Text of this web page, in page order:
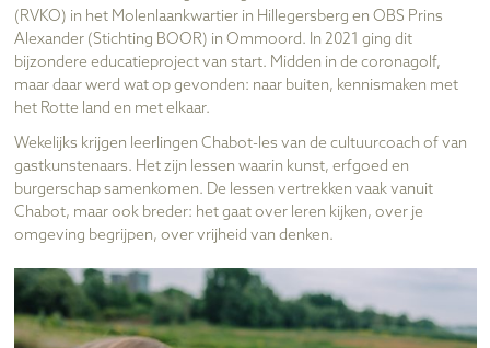
(RVKO) in het Molenlaankwartier in Hillegersberg en OBS Prins
Alexander (Stichting BOOR) in Ommoord. In 2021 ging dit
bijzondere educatieproject van start. Midden in de coronagolf,
maar daar werd wat op gevonden: naar buiten, kennismaken met
het Rotte land en met elkaar.
Wekelijks krijgen leerlingen Chabot-les van de cultuurcoach of van
gastkunstenaars. Het zijn lessen waarin kunst, erfgoed en
burgerschap samenkomen. De lessen vertrekken vaak vanuit
Chabot, maar ook breder: het gaat over leren kijken, over je
omgeving begrijpen, over vrijheid van denken.